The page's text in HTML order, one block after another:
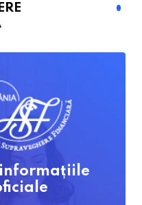
informațiile